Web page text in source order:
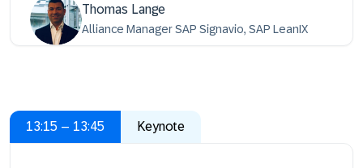
Thomas Lange
Alliance Manager SAP Signavio, SAP LeanIX
13:15 – 13:45 Keynote